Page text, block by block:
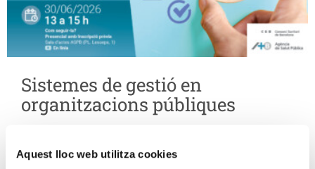
Aquest lloc web utilitza cookies
Sistemes de gestió en
organitzacions públiques